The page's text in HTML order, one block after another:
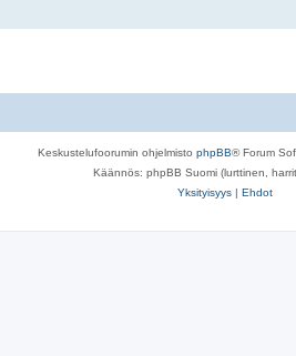
Keskustelufoorumin ohjelmisto phpBB® Forum
Käännös: phpBB Suomi (lurttinen,
Yksityisyys | Ehdot